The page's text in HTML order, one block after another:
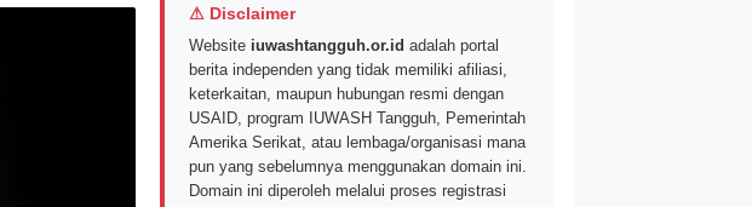
⚠ Disclaimer
Website iuwashtangguh.or.id adalah portal
berita independen yang tidak memiliki afiliasi,
keterkaitan, maupun hubungan resmi dengan
USAID, program IUWASH Tangguh, Pemerintah
Amerika Serikat, atau lembaga/organisasi mana
pun yang sebelumnya menggunakan domain ini.
Domain ini diperoleh melalui proses registrasi